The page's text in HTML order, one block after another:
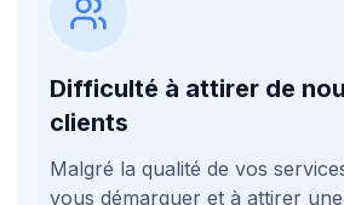
Difficulté à attirer de
clients
Malgré la qualité de vos
vous démarquer et à attirer